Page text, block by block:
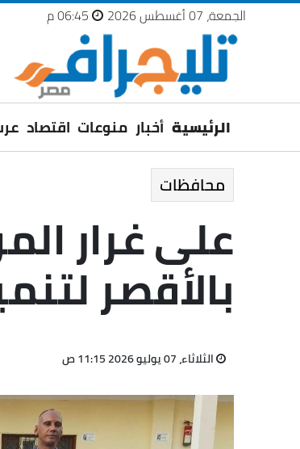
الجمعة، 07 أغسطس 2026
الرئيسية أخبار منوعات اقتصاد
محافظات
على غرار
بالأقصر
الثلاثاء، 07 يوليو 2026 11:15 ص